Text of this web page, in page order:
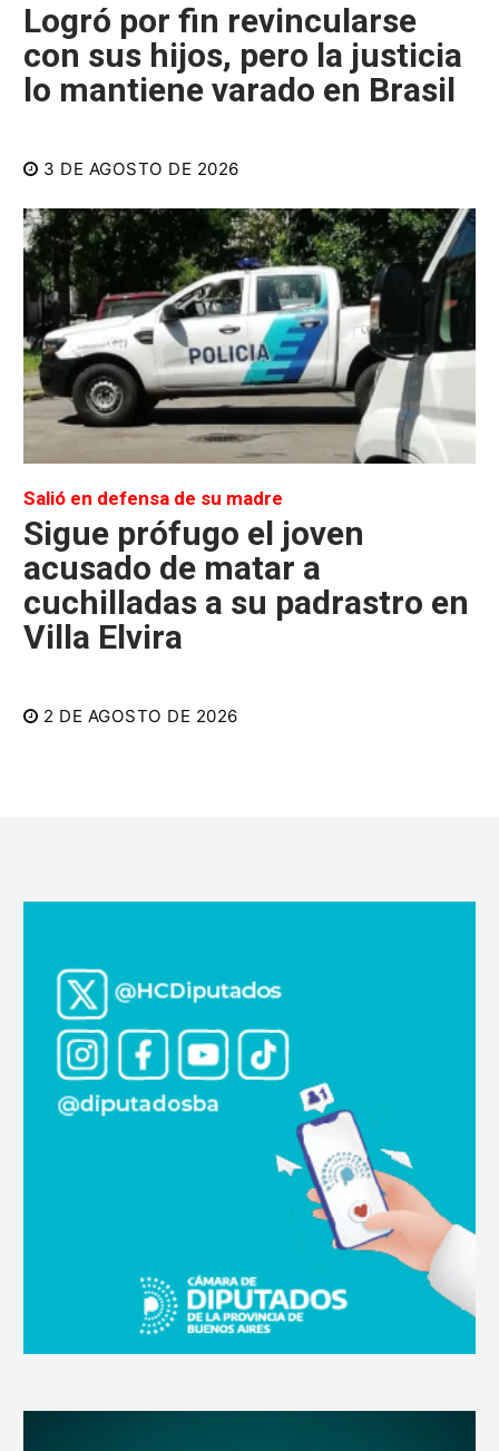
Logró por fin revincularse
con sus hijos, pero la justicia
lo mantiene varado en Brasil
3 DE AGOSTO DE 2026
Salió en defensa de su madre
Sigue prófugo el joven
acusado de matar a
cuchilladas a su padrastro en
Villa Elvira
2 DE AGOSTO DE 2026